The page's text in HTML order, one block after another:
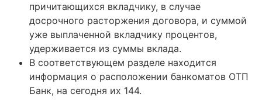
причитающихся вкладчику, в случае
досрочного расторжения договора, и суммой
уже выплаченной вкладчику процентов,
удерживается из суммы вклада.
В соответствующем разделе находится
информация о расположении банкоматов ОТП
Банк, на сегодня их 144.